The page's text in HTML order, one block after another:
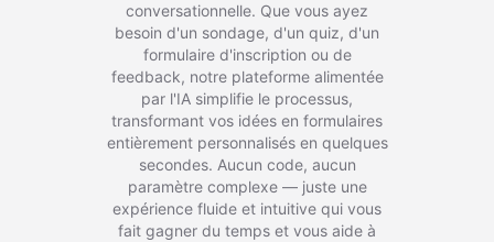
conversationnelle. Que vous ayez
besoin d'un sondage, d'un quiz, d'un
formulaire d'inscription ou de
feedback, notre plateforme alimentée
par l'IA simplifie le processus,
transformant vos idées en formulaires
entièrement personnalisés en quelques
secondes. Aucun code, aucun
paramètre complexe — juste une
expérience fluide et intuitive qui vous
fait gagner du temps et vous aide à